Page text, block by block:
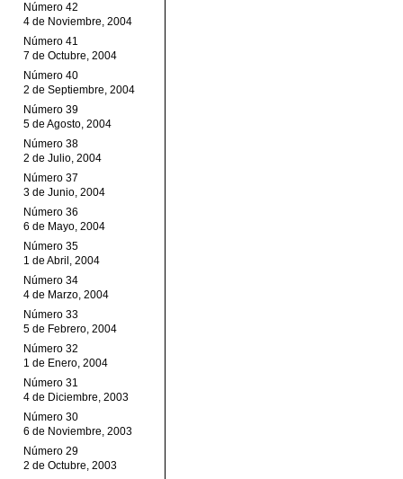
Número 42
4 de Noviembre, 2004
Número 41
7 de Octubre, 2004
Número 40
2 de Septiembre, 2004
Número 39
5 de Agosto, 2004
Número 38
2 de Julio, 2004
Número 37
3 de Junio, 2004
Número 36
6 de Mayo, 2004
Número 35
1 de Abril, 2004
Número 34
4 de Marzo, 2004
Número 33
5 de Febrero, 2004
Número 32
1 de Enero, 2004
Número 31
4 de Diciembre, 2003
Número 30
6 de Noviembre, 2003
Número 29
2 de Octubre, 2003